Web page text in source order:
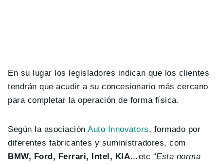
En su lugar los legisladores indican que los clientes
tendrán que acudir a su concesionario más cercano
para completar la operación de forma física.
Según la asociaciónAuto Innovators, formado por
diferentes fabricantes y suministradores, com
BMW, Ford, Ferrari, Intel, KIA…etc “Esta norma